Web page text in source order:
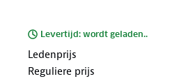
Levertijd: wordt geladen..
Ledenprijs
Reguliere prijs